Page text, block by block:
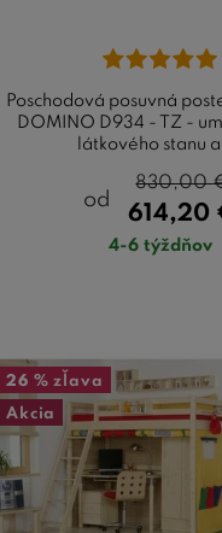
Poschodová posuvná
DOMINO D934 - TZ -
látkového stanu a
od
614,20
830,00
4-6 týždňov
26 % zľava
Akcia